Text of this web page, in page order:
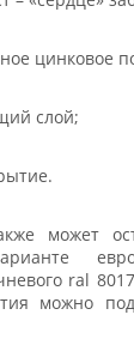
цинковое
слой;
может
ral
можно